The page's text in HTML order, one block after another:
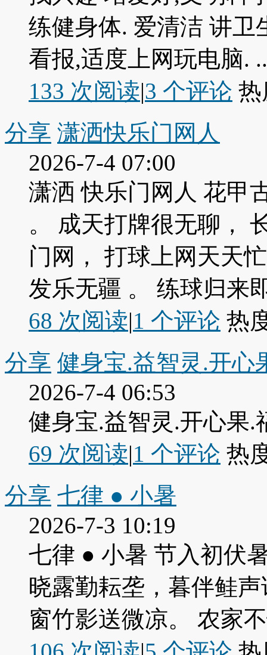
练健身体. 爱清洁 讲卫
看报,适度上网玩电脑.
133 次阅读|3 个评论
分享 潇洒快乐门网人
2026-7-4 07:00
潇洒 快乐门网人 花甲
。 成天打牌很无聊，
门网， 打球上网天天
发乐无疆 。 练球归来
68 次阅读|1 个评论 热
分享 健身宝.益智灵.开心
2026-7-4 06:53
健身宝.益智灵.开心果.
69 次阅读|1 个评论 热
分享 七律 ● 小暑
2026-7-3 10:19
七律 ● 小暑 节入初伏
晓露勤耘垄，暮伴鲑
窗竹影送微凉。 农家